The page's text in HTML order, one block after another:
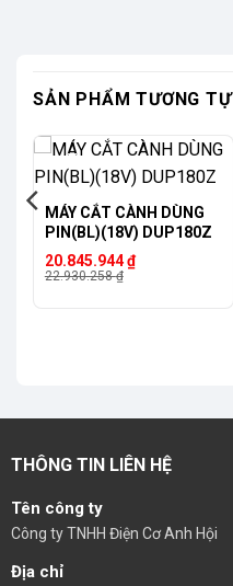
SẢN PHẨM TƯƠNG TỰ
-9%
MÁY CẮT CÀNH DÙNG
PIN(BL)(18V) DUP180Z
22.930.258₫
Giá
gốc
20.845.944₫
Giá
hiện
THÔNG TIN LIÊN HỆ
Tên công ty
Công ty TNHH Điện Cơ Anh Hội
Địa chỉ